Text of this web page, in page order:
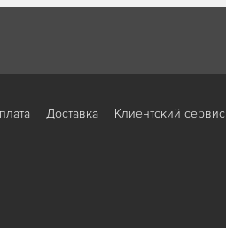
Доставка Клиентский сервис